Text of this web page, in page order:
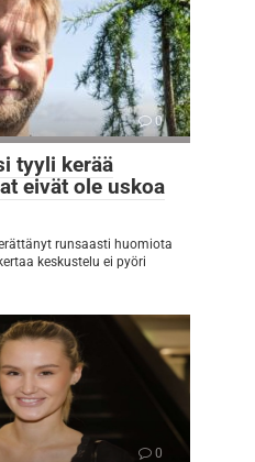
0
tyyli kerää
eivät ole uskoa
runsaasti huomiota
keskustelu ei pyöri
0